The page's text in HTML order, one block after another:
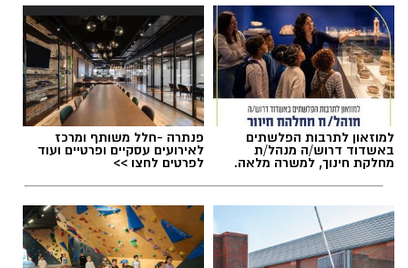
אלדה נתנאל / 18:18 05.08.26
תגים:בשורה למטה יהודה: מוני החשמל החכמים
בדרך
למוזאון לתרבות הפלשתים
באשדוד דרוש/ה מנהל/ת
מחלקת חינוך, למשרה מלאה.
פנתרה -חלל משותף ומרכז
לאירועים עסקיים ופרטיים ועוד
לפרטים לחצו >>